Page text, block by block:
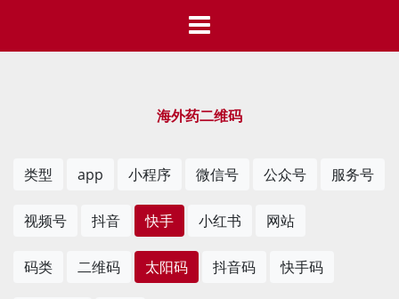
海外药二维码
类型 app 小程序 微信号 公众号 服务号
视频号 抖音 快手 小红书 网站
码类 二维码 太阳码 抖音码 快手码